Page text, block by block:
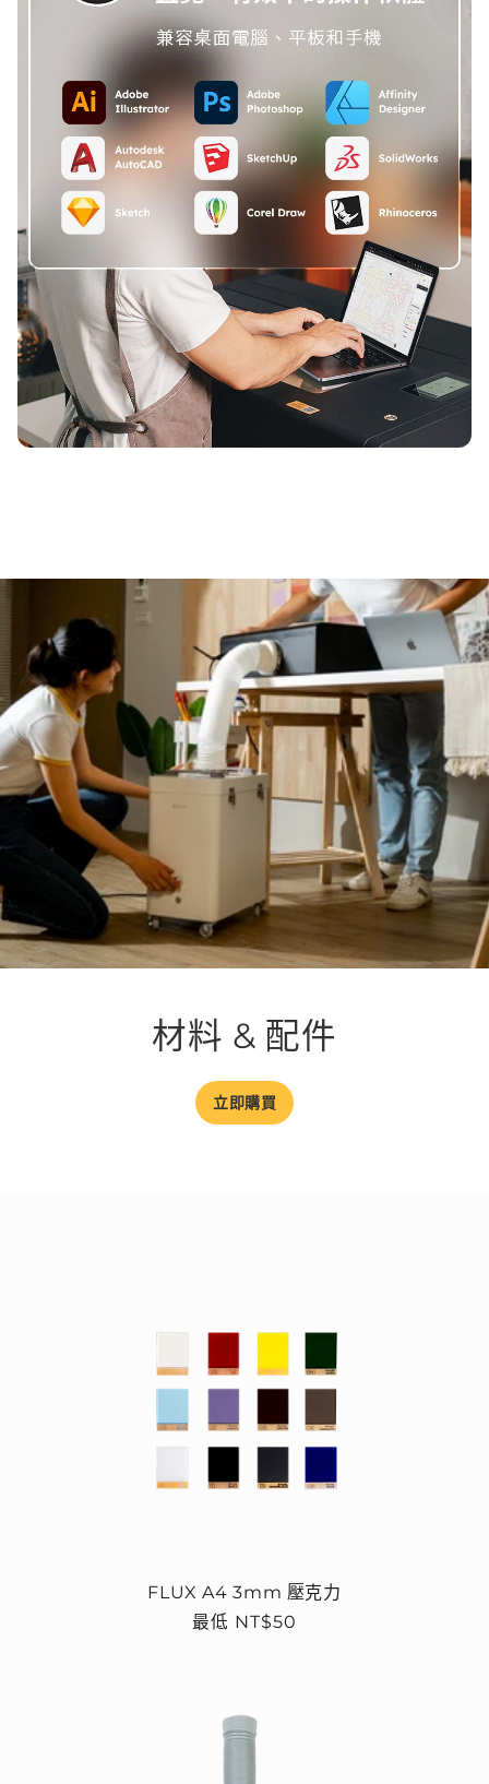
材料 & 配件
立即購買
FLUX A4 3mm 壓克力
定
最低 NT$50